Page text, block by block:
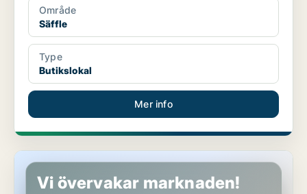
Område
Säffle
Type
Butikslokal
Mer info
Lager i Karlstad
Vi övervakar marknaden!